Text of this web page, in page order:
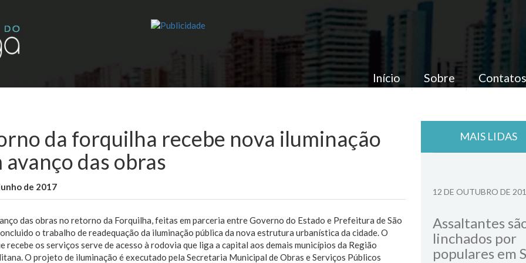
Início Sobre Contatos
da forquilha recebe nova iluminação
avanço das obras
de 2017
das obras no retorno da Forquilha, feitas em parceria entre Governo do Estado e Prefeitura de São
o trabalho de readequação da iluminação pública da nova estrutura urbanística da cidade. O
recebe os serviços serve de acesso à rodovia que liga a capital aos demais municípios da Região
O projeto de iluminação é executado pela Secretaria Municipal de Obras e Serviços Públicos
MAIS LIDAS
12 DE OUTUBRO DE
Assaltantes
linchados por
populares em